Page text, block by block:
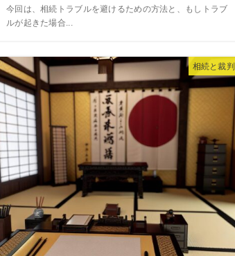
今回は、相続トラブルを避けるための方法と、もしトラブ
ルが起きた場合...
相続と裁判